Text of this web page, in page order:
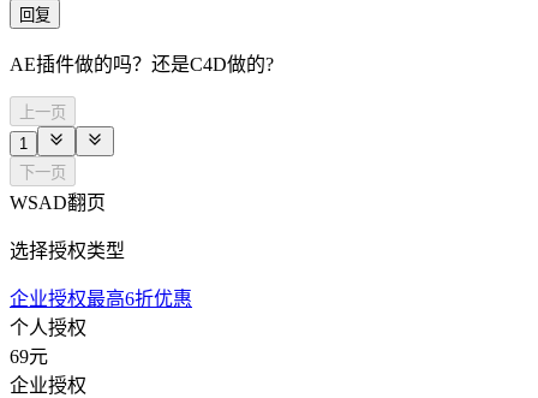
回复
AE插件做的吗？还是C4D做的?
上一页
1
下一页
WSAD翻页
选择授权类型
企业授权最高6折优惠
个人授权
69元
企业授权